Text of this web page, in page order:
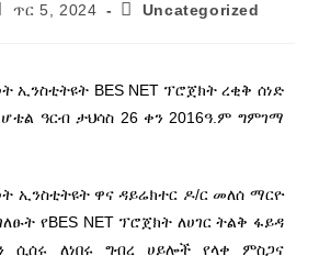
ጥር 5, 2024 Uncategorized
ኢንስቲትዩት BES NET ፕሮጀክት ረቂቅ ሰነድ
ዓርብ ታህሳስ 26 ቀን 2016ዓ.ም ግምገማ
ኢንስቲትዩት ዋና ዳይሬክተር ዶ/ር መለሰ ማርዮ
የBES NET ፕሮጀክት ለሀገር ትልቅ ፋይዳ
ሲሰሩ ለነበሩ ግብረ ሀይሎች የላቀ ምስጋና